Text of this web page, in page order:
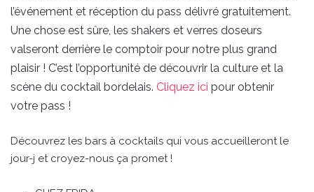
l’événement et réception du pass délivré gratuitement.
Une chose est sûre, les shakers et verres doseurs
valseront derrière le comptoir pour notre plus grand
plaisir ! C’est l’opportunité de découvrir la culture et la
scène du cocktail bordelais. Cliquez ici pour obtenir
votre pass !
Découvrez les bars à cocktails qui vous accueilleront le
jour-j et croyez-nous ça promet !